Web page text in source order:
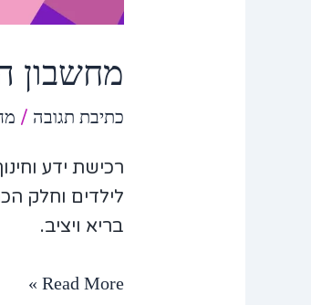
מחשבון
כתיבת תגובה /
רכישת ידע
לילדים וחלק
בריא ויציב.
Read More »